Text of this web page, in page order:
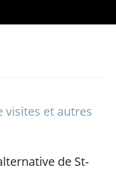
visites et autres
de St-